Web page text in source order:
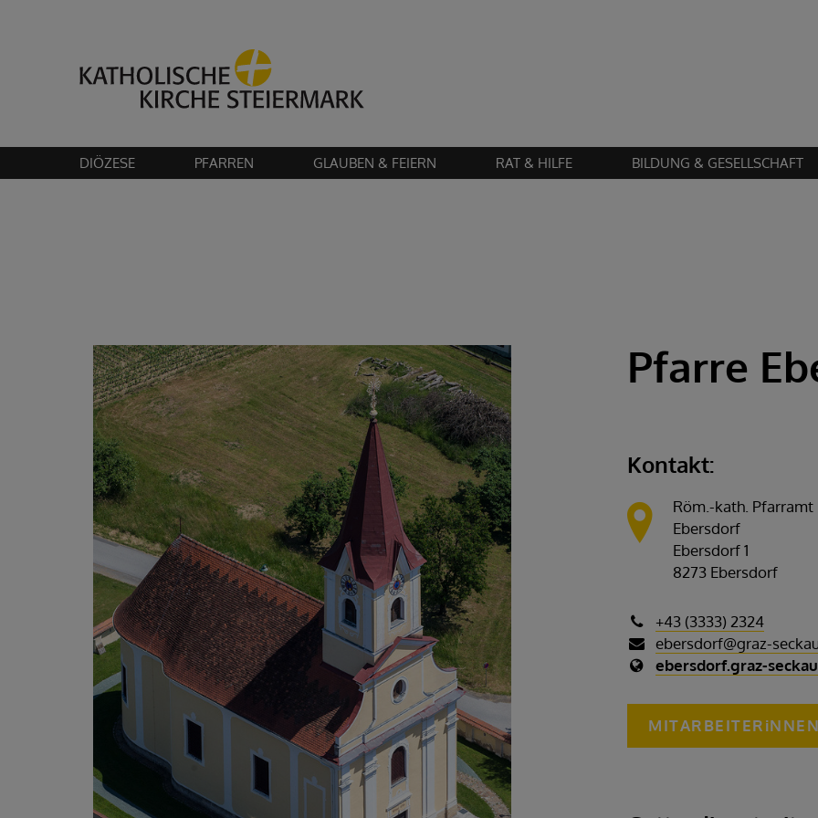
, um diesen Inhalt
DIÖZESE PFARREN GLAUBEN & FEIERN RAT & HILFE BILDUNG & GESELLSCHAFT
Pfarre
Kontakt:
Röm.-kath. Pfarramt
Ebersdorf
Ebersdorf 1
8273 Ebersdorf
+43 (3333) 2324
ebersdorf@graz-
ebersdorf.graz-
MITARBEITERiNNEN